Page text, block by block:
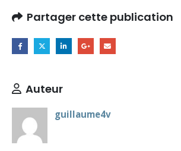
Partager cette publication
Auteur
guillaume4v